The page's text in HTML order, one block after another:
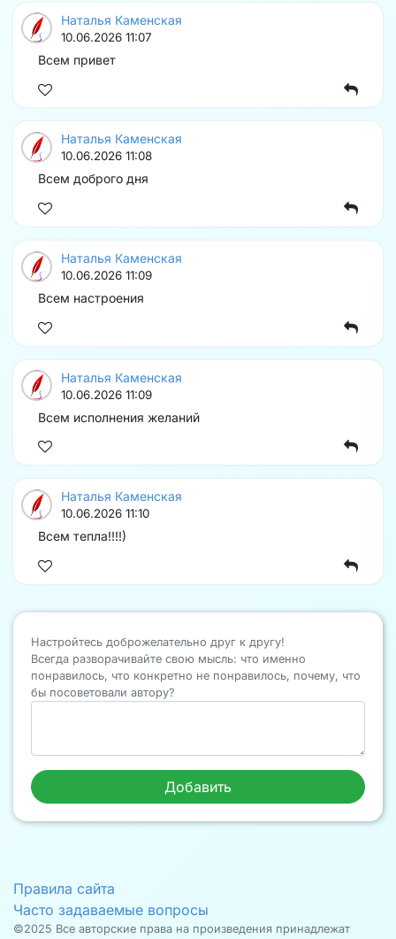
Наталья Каменская
10.06.2026 11:07
Всем привет
Наталья Каменская
10.06.2026 11:08
Всем доброго дня
Наталья Каменская
10.06.2026 11:09
Всем настроения
Наталья Каменская
10.06.2026 11:09
Всем исполнения желаний
Наталья Каменская
10.06.2026 11:10
Всем тепла!!!!)
Настройтесь доброжелательно друг к другу!
Всегда разворачивайте свою мысль: что именно
понравилось, что конкретно не понравилось, почему, что
бы посоветовали автору?
Правила сайта
Часто задаваемые вопросы
©2025 Все авторские права на произведения принадлежат